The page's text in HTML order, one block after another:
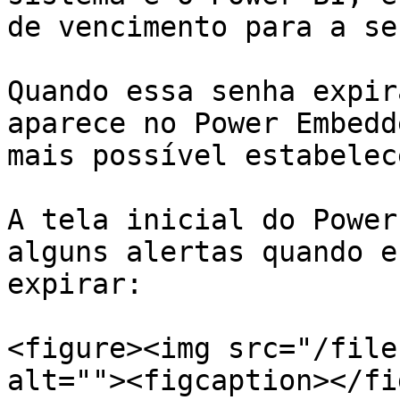
de vencimento para a
Quando essa senha
aparece no Power
mais possível
A tela inicial do Power
alguns alertas quando
expirar:
<figure><img src="/files/
alt=""><figcaption></